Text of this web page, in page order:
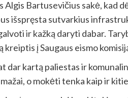
Bartusevičius sakė, kad
išspręsta sutvarkius
ir kažką daryti dabar.
į Saugaus eismo
dar kartą paliestas ir
o mokėti tenka kaip ir